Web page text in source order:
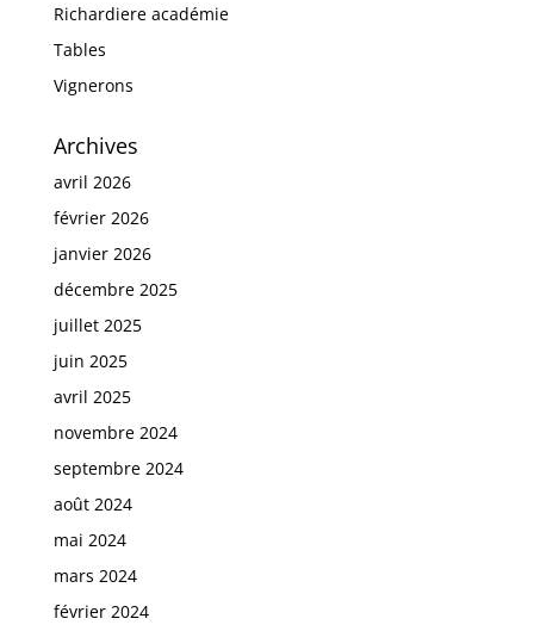
Richardiere académie
Tables
Vignerons
Archives
avril 2026
février 2026
janvier 2026
décembre 2025
juillet 2025
juin 2025
avril 2025
novembre 2024
septembre 2024
août 2024
mai 2024
mars 2024
février 2024